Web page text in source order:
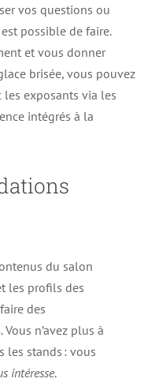
vos questions ou
possible de faire.
et vous donner
brisée, vous pouvez
exposants via les
intégrés à la
du salon
les profils des
des
. Vous n’avez plus à
les stands : vous
intéresse.